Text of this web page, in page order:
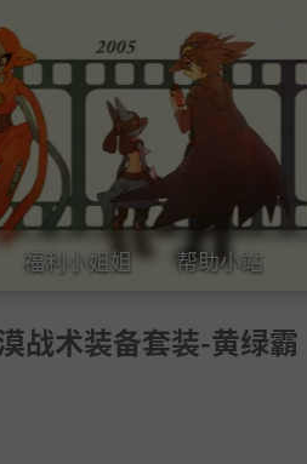
福利小姐姐 帮助小站
战术装备套装-黄绿霸